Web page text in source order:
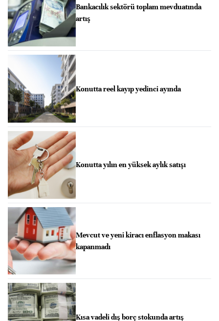
Bankacılık sektörü toplam mevduatında
artış
Konutta reel kayıp yedinci ayında
Konutta yılın en yüksek aylık satışı
Mevcut ve yeni kiracı enflasyon makası
kapanmadı
Kısa vadeli dış borç stokunda artış